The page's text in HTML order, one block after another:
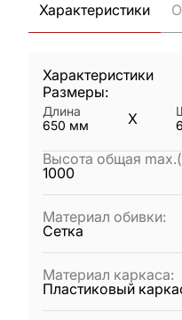
Характеристики
Характеристики
Размеры:
Длина
650 мм X
Высота общая
1000
Материал обивки:
Сетка
Материал каркаса:
Пластиковый